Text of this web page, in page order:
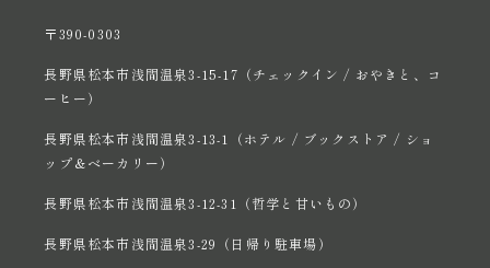
〒390-0303
長野県松本市浅間温泉3-15-17（チェックイン / おやきと、コ
ーヒー）
長野県松本市浅間温泉3-13-1（ホテル / ブックストア / ショ
ップ＆ベーカリー）
長野県松本市浅間温泉3-12-31（哲学と甘いもの）
長野県松本市浅間温泉3-29（日帰り駐車場）